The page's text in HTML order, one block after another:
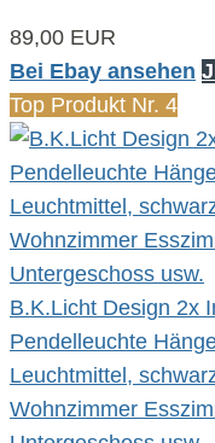
89,00 EUR
Bei Ebay ansehen
Top Produkt Nr. 4
B.K.Licht Design 2x
Pendelleuchte
Leuchtmittel,
Wohnzimmer